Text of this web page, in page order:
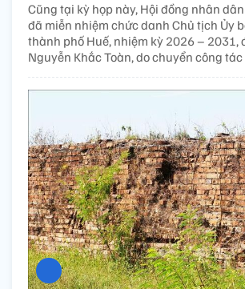
Cũng tại kỳ họp này, Hội đồng nhân
đã miễn nhiệm chức danh Chủ tịch Ủy
thành phố Huế, nhiệm kỳ 2026 – 2031,
Nguyễn Khắc Toàn, do chuyển công